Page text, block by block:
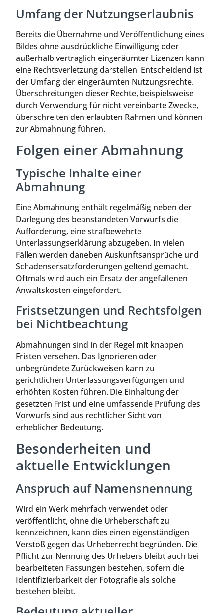
Umfang der Nutzungserlaubnis
Bereits die Übernahme und Veröffentlichung eines
Bildes ohne ausdrückliche Einwilligung oder
außerhalb vertraglich eingeräumter Lizenzen kann
eine Rechtsverletzung darstellen. Entscheidend ist
der Umfang der eingeräumten Nutzungsrechte.
Überschreitungen dieser Rechte, beispielsweise
durch Verwendung für nicht vereinbarte Zwecke,
überschreiten den erlaubten Rahmen und können
zur Abmahnung führen.
Folgen einer Abmahnung
Typische Inhalte einer
Abmahnung
Eine Abmahnung enthält regelmäßig neben der
Darlegung des beanstandeten Vorwurfs die
Aufforderung, eine strafbewehrte
Unterlassungserklärung abzugeben. In vielen
Fällen werden daneben Auskunftsansprüche und
Schadensersatzforderungen geltend gemacht.
Oftmals wird auch ein Ersatz der angefallenen
Anwaltskosten eingefordert.
Fristsetzungen und Rechtsfolgen
bei Nichtbeachtung
Abmahnungen sind in der Regel mit knappen
Fristen versehen. Das Ignorieren oder
unbegründete Zurückweisen kann zu
gerichtlichen Unterlassungsverfügungen und
erhöhten Kosten führen. Die Einhaltung der
gesetzten Frist und eine umfassende Prüfung des
Vorwurfs sind aus rechtlicher Sicht von
erheblicher Bedeutung.
Besonderheiten und
aktuelle Entwicklungen
Anspruch auf Namensnennung
Wird ein Werk mehrfach verwendet oder
veröffentlicht, ohne die Urheberschaft zu
kennzeichnen, kann dies einen eigenständigen
Verstoß gegen das Urheberrecht begründen. Die
Pflicht zur Nennung des Urhebers bleibt auch bei
bearbeiteten Fassungen bestehen, sofern die
Identifizierbarkeit der Fotografie als solche
bestehen bleibt.